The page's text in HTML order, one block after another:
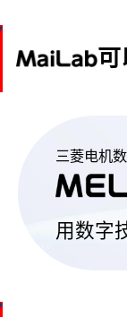
可
三菱电机
用数字